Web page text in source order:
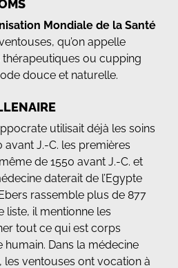
Mondiale de la Santé
qu’on appelle
ou cupping
douce et naturelle.
utilisait déjà les soins
J.-C. les premières
de 1550 avant J.-C. et
daterait de l’Egypte
rassemble plus de 877
liste, il mentionne les
tout ce qui est corps
humain. Dans la médecine
les ventouses ont vocation à